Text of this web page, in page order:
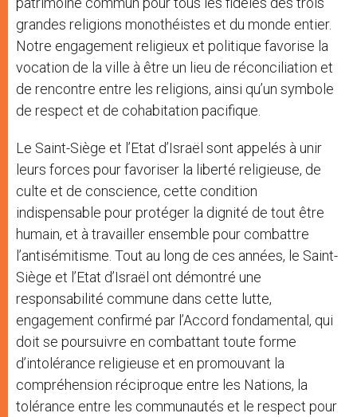
grandes religions monothéistes et du monde entier.
Notre engagement religieux et politique favorise la
vocation de la ville à être un lieu de réconciliation et
de rencontre entre les religions, ainsi qu’un symbole
de respect et de cohabitation pacifique.
Le Saint-Siège et l’Etat d’Israël sont appelés à unir
leurs forces pour favoriser la liberté religieuse, de
culte et de conscience, cette condition
indispensable pour protéger la dignité de tout être
humain, et à travailler ensemble pour combattre
l’antisémitisme. Tout au long de ces années, le Saint-
Siège et l’Etat d’Israël ont démontré une
responsabilité commune dans cette lutte,
engagement confirmé par l’Accord fondamental, qui
doit se poursuivre en combattant toute forme
d’intolérance religieuse et en promouvant la
compréhension réciproque entre les Nations, la
tolérance entre les communautés et le respect pour